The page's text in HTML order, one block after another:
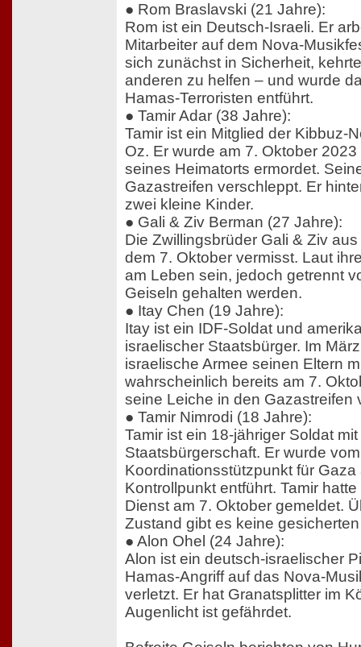
● Rom Braslavski (21 Jahre):
Rom ist ein Deutsch-Israeli. Er
Mitarbeiter auf dem Nova-
sich zunächst in Sicherheit,
anderen zu helfen – und wurde
Hamas-Terroristen entführt.
● Tamir Adar (38 Jahre):
Tamir ist ein Mitglied der Kibbuz-
Oz. Er wurde am 7. Oktober
seines Heimatorts ermordet.
Gazastreifen verschleppt. Er
zwei kleine Kinder.
● Gali & Ziv Berman (27 Jahre):
Die Zwillingsbrüder Gali & Ziv
dem 7. Oktober vermisst. Laut
am Leben sein, jedoch getrennt
Geiseln gehalten werden.
● Itay Chen (19 Jahre):
Itay ist ein IDF-Soldat und
israelischer Staatsbürger. Im
israelische Armee seinen Eltern
wahrscheinlich bereits am 7.
seine Leiche in den Gazastreifen
● Tamir Nimrodi (18 Jahre):
Tamir ist ein 18-jähriger Soldat
Staatsbürgerschaft. Er wurde
Koordinationsstützpunkt für Gaza
Kontrollpunkt entführt. Tamir
Dienst am 7. Oktober gemeldet.
Zustand gibt es keine
● Alon Ohel (24 Jahre):
Alon ist ein deutsch-israelischer
Hamas-Angriff auf das Nova-
verletzt. Er hat Granatsplitter im
Augenlicht ist gefährdet.